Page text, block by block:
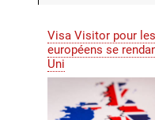
Visa Visitor pour
européens se
Uni